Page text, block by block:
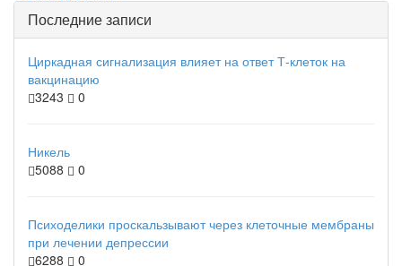
Последние записи
Циркадная сигнализация влияет на ответ Т-клеток на
вакцинацию
3243
0
Никель
5088
0
Психоделики проскальзывают через клеточные мембраны
при лечении депрессии
6288
0